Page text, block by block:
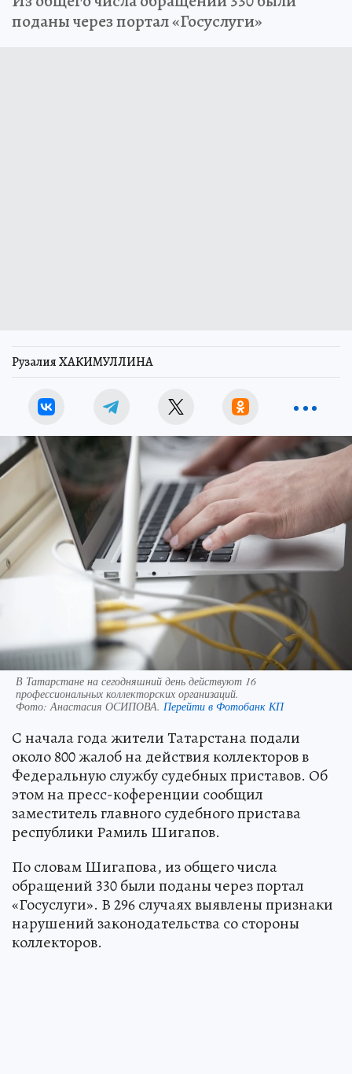
поданы через портал «Госуслуги»
Рузалия ХАКИМУЛЛИНА
В Татарстане на сегодняшний день действуют 16
профессиональных коллекторских организаций.
Фото:Анастасия ОСИПОВА. Перейти в Фотобанк КП
С начала года жители Татарстана подали
около 800 жалоб на действия коллекторов в
Федеральную службу судебных приставов. Об
этом на пресс-коференции сообщил
заместитель главного судебного пристава
республики Рамиль Шигапов.
По словам Шигапова, из общего числа
обращений 330 были поданы через портал
«Госуслуги». В 296 случаях выявлены признаки
нарушений законодательства со стороны
коллекторов.